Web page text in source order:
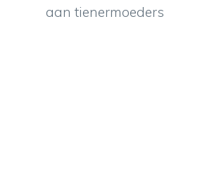
aan tienermoeders